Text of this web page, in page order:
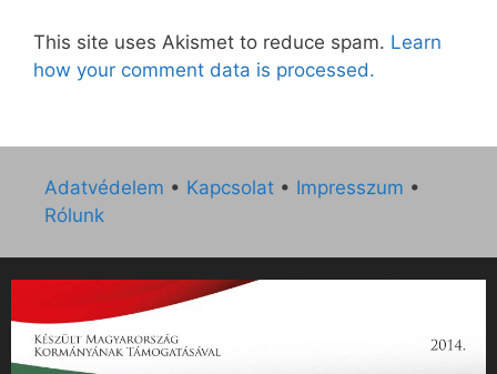
This site uses Akismet to reduce spam. Learn
how your comment data is processed.
Adatvédelem • Kapcsolat • Impresszum •
Rólunk